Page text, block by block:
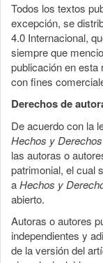
Todos los textos
excepción, se
4.0 Internacional,
siempre que
publicación en esta
con fines
Derechos de
De acuerdo con la
Hechos y Derechos
las autoras o
patrimonial, el
aHechos y
abierto.
Autoras o autores
independientes y
de la versión del